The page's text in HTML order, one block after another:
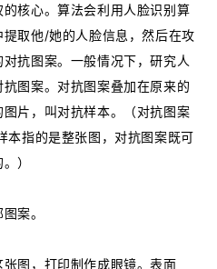
核心。算法会利用人脸识别算
取他/她的人脸信息，然后在攻
抗图案。一般情况下，研究人
图案。对抗图案叠加在原来的
片，叫对抗样本。（对抗图案
本指的是整张图，对抗图案既可
）
案。
图，打印制作成眼镜。表面